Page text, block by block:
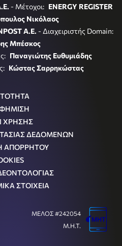
- Μέτοχοι: ENERGY REGISTER
Νικόλαος
A.E. - Διαχειριστής Domain:
Μπέσκος
Παναγιώτης Ευθυμιάδης
Κώστας Σαρρηκώστας
ΧΡΗΣΗΣ
ΔΕΔΟΜΕΝΩΝ
ΑΠΟΡΡΗΤΟΥ
ΣΤΟΙΧΕΙΑ
ΜΕΛΟΣ #242054
Μ.Η.Τ.